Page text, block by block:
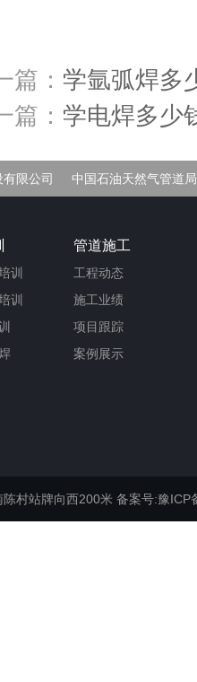
篇： 学氩弧焊多
篇： 学电焊多少
限公司 中国石油天然气管道局
训
训
管道施工
工程动态
施工业绩
项目跟踪
案例展示
村站牌向西200米 备案号:豫ICP